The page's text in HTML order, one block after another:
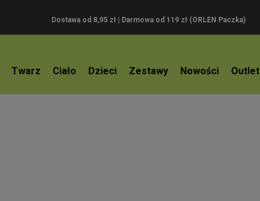
Dostawa od 8,95 zł | Darmowa od 119 zł (ORLEN Paczka)
Twarz Ciało Dzieci Zestawy Nowości Outlet